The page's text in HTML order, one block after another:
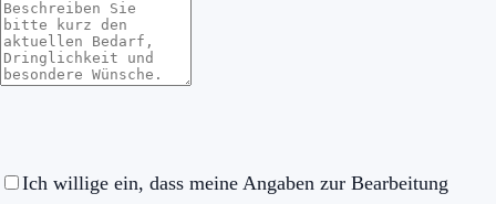
Ich willige ein, dass meine Angaben zur Bearbeitung